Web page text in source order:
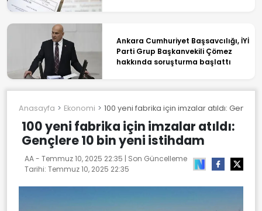
Ankara Cumhuriyet Başsavcılığı, İYİ
Parti Grup Başkanvekili Çömez
hakkında soruşturma başlattı
Anasayfa Ekonomi 100 yeni fabrika için imzalar atıldı:
100 yeni fabrika için imzalar atıldı:
Gençlere 10 bin yeni istihdam
AA - Temmuz 10, 2025 22:35 | Son Güncelleme
Tarihi: Temmuz 10, 2025 22:35